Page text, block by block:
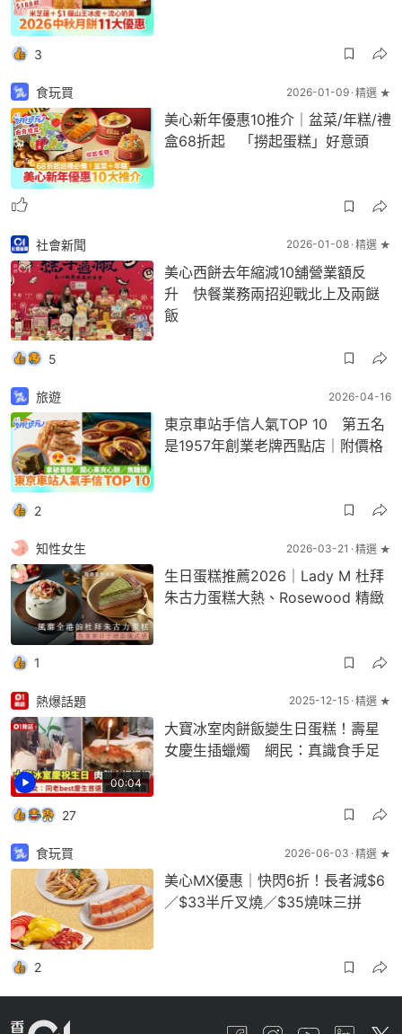
3
食玩買 2026-01-09 精選 ★
美心新年優惠10推介｜盆菜/年糕/禮
盒68折起 「撈起蛋糕」好意頭
社會新聞 2026-01-08 精選 ★
美心西餅去年縮減10舖營業額反
升 快餐業務兩招迎戰北上及兩餸
飯
5
旅遊 2026-04-16
東京車站手信人氣TOP 10 第五名
是1957年創業老牌西點店｜附價格
2
知性女生 2026-03-21 精選 ★
生日蛋糕推薦2026｜Lady M 杜拜
朱古力蛋糕大熱、Rosewood 精緻
1
00:04
熱爆話題 2025-12-15 精選 ★
大寶冰室肉餅飯變生日蛋糕！壽星
女慶生插蠟燭 網民：真識食手足
27
食玩買 2026-06-03 精選 ★
美心MX優惠｜快閃6折！長者減$6
／$33半斤叉燒／$35燒味三拼
2